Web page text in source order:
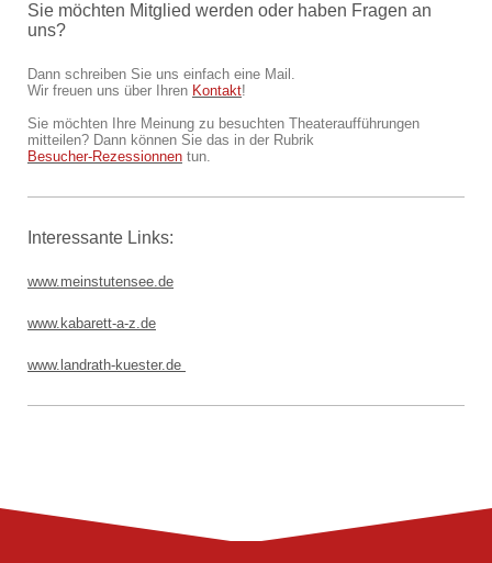
Sie möchten Mitglied werden oder haben Fragen an
uns?
Dann schreiben Sie uns einfach eine Mail.
Wir freuen uns über Ihren Kontakt!
Sie möchten Ihre Meinung zu besuchten Theateraufführungen
mitteilen? Dann können Sie das in der Rubrik
Besucher-Rezessionnen tun.
Interessante Links:
www.meinstutensee.de
www. kabarett-a-z.de
www.landrath-kuester.de